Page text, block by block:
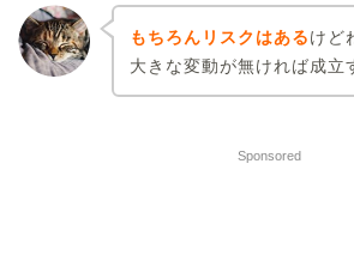
もちろんリスクはあるけど
大きな変動が無ければ成立
Sponsored